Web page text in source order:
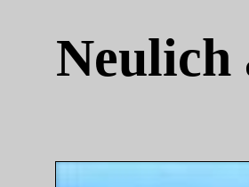
Neulich